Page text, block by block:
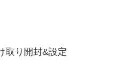
取り開封&設定